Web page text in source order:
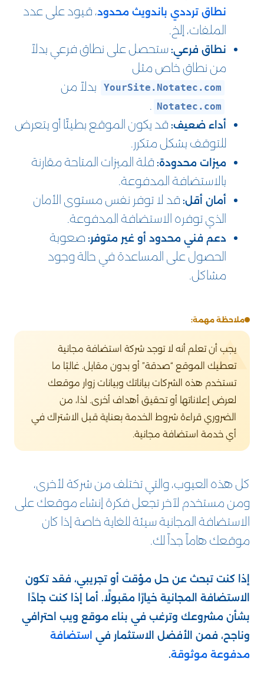
نطاق ترددي باندويث محدود، قيود على عدد
الملفات، إلخ.
نطاق فرعي: ستحصل على نطاق فرعي بدلاً
من نطاق خاص مثل
YourSite.Notatec.com بدلاً من
Notatec.com
.
أداء ضعيف: قد يكون الموقع بطيئًا أو يتعرض
للتوقف بشكل متكرر.
ميزات محدودة: قلة الميزات المتاحة مقارنة
بالاستضافة المدفوعة.
أمان أقل: قد لا توفر نفس مستوى الأمان
الذي توفره الاستضافة المدفوعة.
دعم فني محدود أو غير متوفر: صعوبة
الحصول على المساعدة في حالة وجود
مشاكل.
ملاحظة مهمة:
يجب أن تعلم أنه لا توجد شركة استضافة مجانية
تعطيك الموقع “صدقة” أو بدون مقابل. غالبًا ما
تستخدم هذه الشركات بياناتك وبيانات زوار موقعك
لعرض إعلاناتها أو تحقيق أهداف أخرى. لذا، من
الضروري قراءة شروط الخدمة بعناية قبل الاشتراك في
أي خدمة استضافة مجانية.
كل هذه العيوب، والتي تختلف من شركة لأخرى،
ومن مستخدم لآخر تجعل فكرة إنشاء موقعك على
الاستضافة المجانية سيئة للغاية خاصة إذا كان
موقعك هاماً جداً لك.
إذا كنت تبحث عن حل مؤقت أو تجريبي، فقد تكون
الاستضافة المجانية خيارًا مقبولًا. أما إذا كنت جادًا
بشأن مشروعك وترغب في بناء موقع ويب احترافي
وناجح، فمن الأفضل الاستثمار في استضافة
مدفوعة موثوقة.